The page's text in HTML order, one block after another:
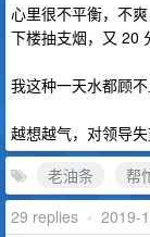
心里很不平衡，不
下楼抽支烟，又 20
我这种一天水都顾
越想越气，对领导
老油条
帮
29 replies • 2019-